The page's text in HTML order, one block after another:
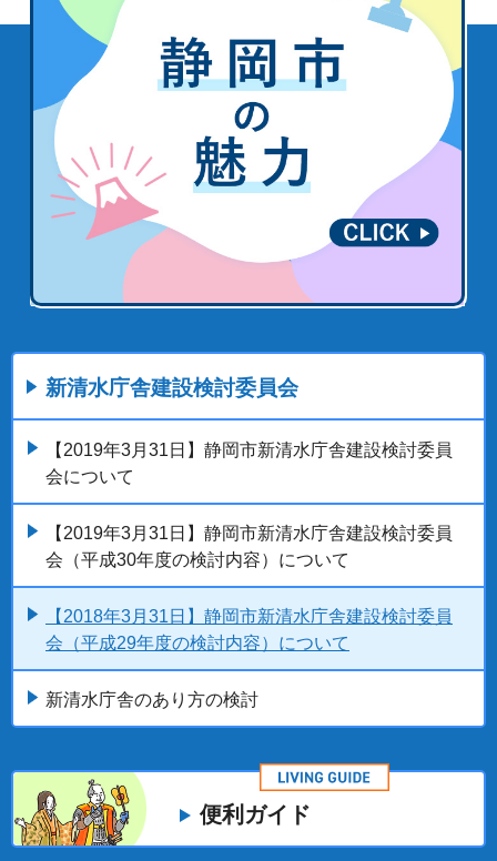
新清水庁舎建設検討委員会
【2019年3月31日】静岡市新清水庁舎建設検討委員
会について
【2019年3月31日】静岡市新清水庁舎建設検討委員
会（平成30年度の検討内容）について
【2018年3月31日】静岡市新清水庁舎建設検討委員
会（平成29年度の検討内容）について
新清水庁舎のあり方の検討
便利ガイド